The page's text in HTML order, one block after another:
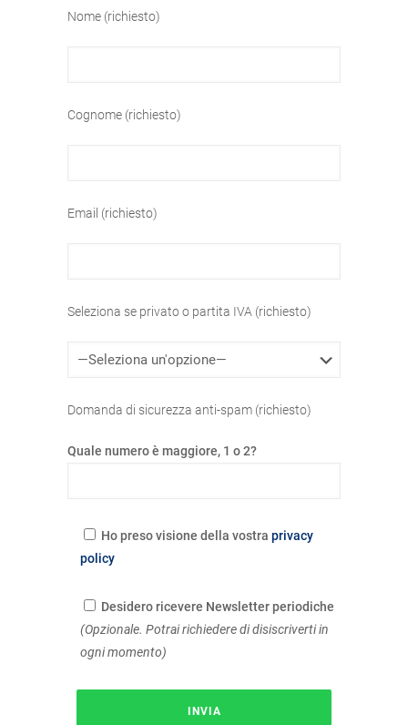
Nome (richiesto)
Cognome (richiesto)
Email (richiesto)
Seleziona se privato o partita IVA (richiesto)
Domanda di sicurezza anti-spam (richiesto)
Quale numero è maggiore, 1 o 2?
Ho preso visione della vostra privacy
policy
Desidero ricevere Newsletter periodiche
(Opzionale. Potrai richiedere di disiscriverti in
ogni momento)